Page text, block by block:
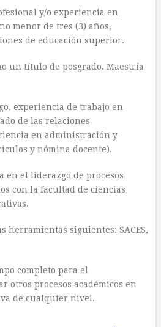
y/o experiencia en
menor de ​tres​ ​(3) años,
de educación superior.
un título de posgrado. Maestría
experiencia de trabajo en
de las relaciones
en administración y
y nómina docente)​.
en el liderazgo de procesos
con la facultad de ciencias
herramientas siguientes: SACES,
completo para el
otros procesos académicos en
de cualquier nivel.